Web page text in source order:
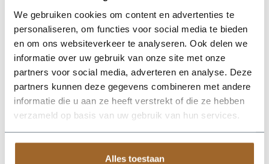
We gebruiken cookies om content en advertenties te
personaliseren, om functies voor social media te bieden
en om ons websiteverkeer te analyseren. Ook delen we
informatie over uw gebruik van onze site met onze
partners voor social media, adverteren en analyse. Deze
partners kunnen deze gegevens combineren met andere
informatie die u aan ze heeft verstrekt of die ze hebben
verzameld op basis van uw gebruik van hun services.
Alles toestaan
nodig.
gebruik van potgrond en hydrokorrels. Zorg in ieder geval voor
een goede afwatering! Onze Luxor plantenbakken zijn al
voorzien van afwateringsgaten.
Neem voor levering in Belgie even contact met ons op.
Gezien de afmetingen gelden hiervoor andere tarieven.